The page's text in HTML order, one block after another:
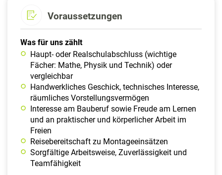
Voraussetzungen
Was für uns zählt
Haupt- oder Realschulabschluss (wichtige
Fächer: Mathe, Physik und Technik) oder
vergleichbar
Handwerkliches Geschick, technisches Interesse,
räumliches Vorstellungsvermögen
Interesse am Bauberuf sowie Freude am Lernen
und an praktischer und körperlicher Arbeit im
Freien
Reisebereitschaft zu Montageeinsätzen
Sorgfältige Arbeitsweise, Zuverlässigkeit und
Teamfähigkeit